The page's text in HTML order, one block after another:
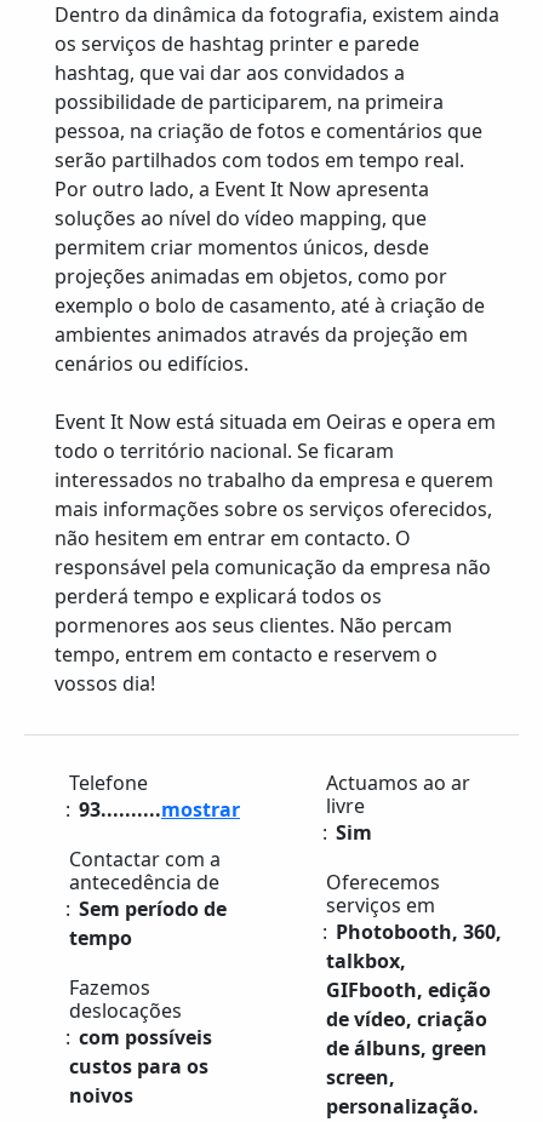
Dentro da dinâmica da fotografia, existem ainda
os serviços de hashtag printer e parede
hashtag, que vai dar aos convidados a
possibilidade de participarem, na primeira
pessoa, na criação de fotos e comentários que
serão partilhados com todos em tempo real.
Por outro lado, a Event It Now apresenta
soluções ao nível do vídeo mapping, que
permitem criar momentos únicos, desde
projeções animadas em objetos, como por
exemplo o bolo de casamento, até à criação de
ambientes animados através da projeção em
cenários ou edifícios.
Event It Now está situada em Oeiras e opera em
todo o território nacional. Se ficaram
interessados no trabalho da empresa e querem
mais informações sobre os serviços oferecidos,
não hesitem em entrar em contacto. O
responsável pela comunicação da empresa não
perderá tempo e explicará todos os
pormenores aos seus clientes. Não percam
tempo, entrem em contacto e reservem o
vossos dia!
Telefone
93..........mostrar
Contactar com a
antecedência de
tempo
Fazemos
deslocações
custos para os
noivos
Actuamos ao ar
livre
Sim
Oferecemos
serviços em
talkbox,
GIFbooth, edição
de vídeo, criação
de álbuns, green
screen,
personalização.